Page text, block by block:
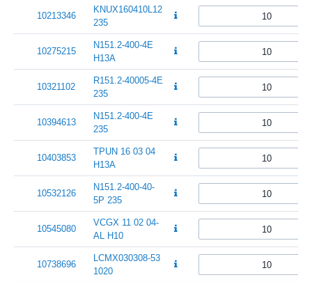
10213346
KNUX160410L12
235
10275215
N151.2-400-4E
H13A
10321102
R151.2-40005-4E
235
10394613
N151.2-400-4E
235
10403853
TPUN 16 03 04
H13A
10532126
N151.2-400-40-
5P 235
10545080
VCGX 11 02 04-
AL H10
10738696
LCMX030308-53
1020